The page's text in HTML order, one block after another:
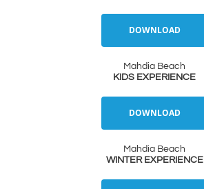
DOWNLOAD
Mahdia Beach
KIDS EXPERIENCE
DOWNLOAD
Mahdia Beach
WINTER EXPERIENCE